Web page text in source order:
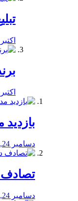
اکتبر 12, 2019
اکتبر 12, 2019
دسامبر 24, 2019
تصادف
دسامبر 24, 2019